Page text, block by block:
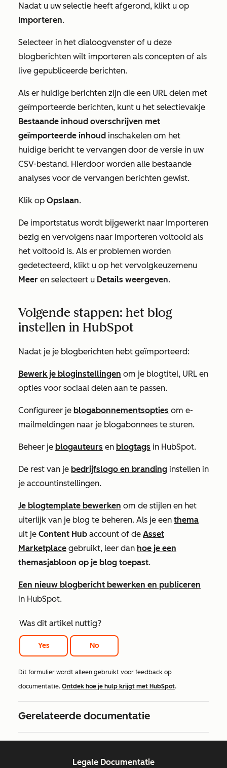
Nadat u uw selectie heeft afgerond, klikt u op
Importeren.
Selecteer in het dialoogvenster of u deze
blogberichten wilt importeren als concepten of als
live gepubliceerde berichten.
Als er huidige berichten zijn die een URL delen met
geïmporteerde berichten, kunt u het selectievakje
Bestaande inhoud overschrijven met
geïmporteerde inhoud inschakelen om het
huidige bericht te vervangen door de versie in uw
CSV-bestand. Hierdoor worden alle bestaande
analyses voor de vervangen berichten gewist.
Klik op Opslaan.
De importstatus wordt bijgewerkt naar Importeren
bezig en vervolgens naar Importeren voltooid als
het voltooid is. Als er problemen worden
gedetecteerd, klikt u op het vervolgkeuzemenu
Meer en selecteert u Details weergeven.
Volgende stappen: het blog
instellen in HubSpot
Nadat je je blogberichten hebt geïmporteerd:
Bewerk je bloginstellingen om je blogtitel, URL en
opties voor sociaal delen aan te passen.
Configureer je blogabonnementsopties om e-
mailmeldingen naar je blogabonnees te sturen.
Beheer je blogauteurs en blogtags in HubSpot.
De rest van je bedrijfslogo en branding instellen in
je accountinstellingen.
Je blogtemplate bewerken om de stijlen en het
uiterlijk van je blog te beheren. Als je een thema
uit je Content Hub account of de Asset
Marketplace gebruikt, leer dan hoe je een
themasjabloon op je blog toepast.
Een nieuw blogbericht bewerken en publiceren
in HubSpot.
Was dit artikel nuttig?
Yes No
Dit formulier wordt alleen gebruikt voor feedback op
documentatie. Ontdek hoe je hulp krijgt met HubSpot.
Gerelateerde documentatie
Legale Documentatie